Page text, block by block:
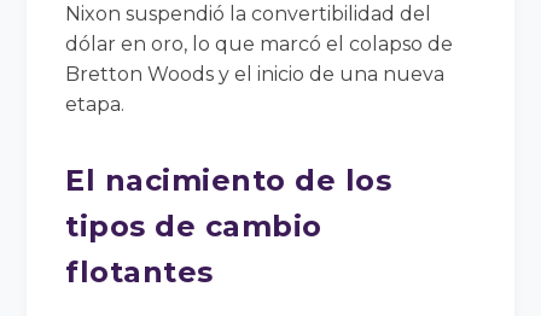
Nixon suspendió la convertibilidad del
dólar en oro, lo que marcó el colapso de
Bretton Woods y el inicio de una nueva
etapa.
El nacimiento de los
tipos de cambio
flotantes